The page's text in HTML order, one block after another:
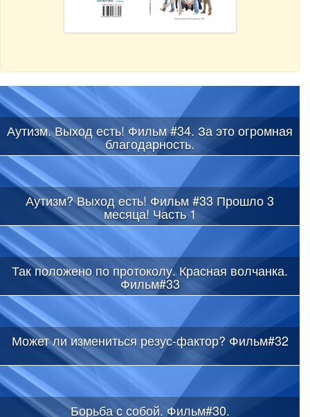
Аутизм. Выход есть! Фильм #34. За это огромная
благодарность.
Аутизм? Выход есть! Фильм #33 Прошло 3
месяца! Часть 1
Так положено по протоколу. Красная волчанка.
Фильм#33
Может ли измениться резус-фактор? Фильм#32
Борьба с собой. Фильм#30.